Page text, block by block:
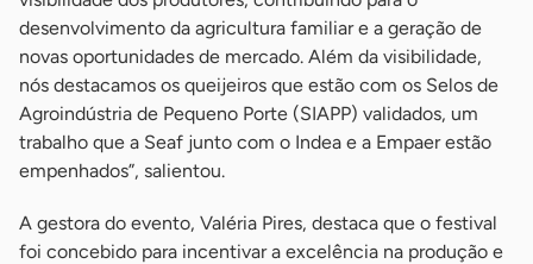
desenvolvimento da agricultura familiar e a geração de
novas oportunidades de mercado. Além da visibilidade,
nós destacamos os queijeiros que estão com os Selos de
Agroindústria de Pequeno Porte (SIAPP) validados, um
trabalho que a Seaf junto com o Indea e a Empaer estão
empenhados”, salientou.
A gestora do evento, Valéria Pires, destaca que o festival
foi concebido para incentivar a excelência na produção e